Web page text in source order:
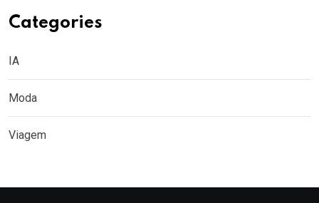
Categories
IA
Moda
Viagem